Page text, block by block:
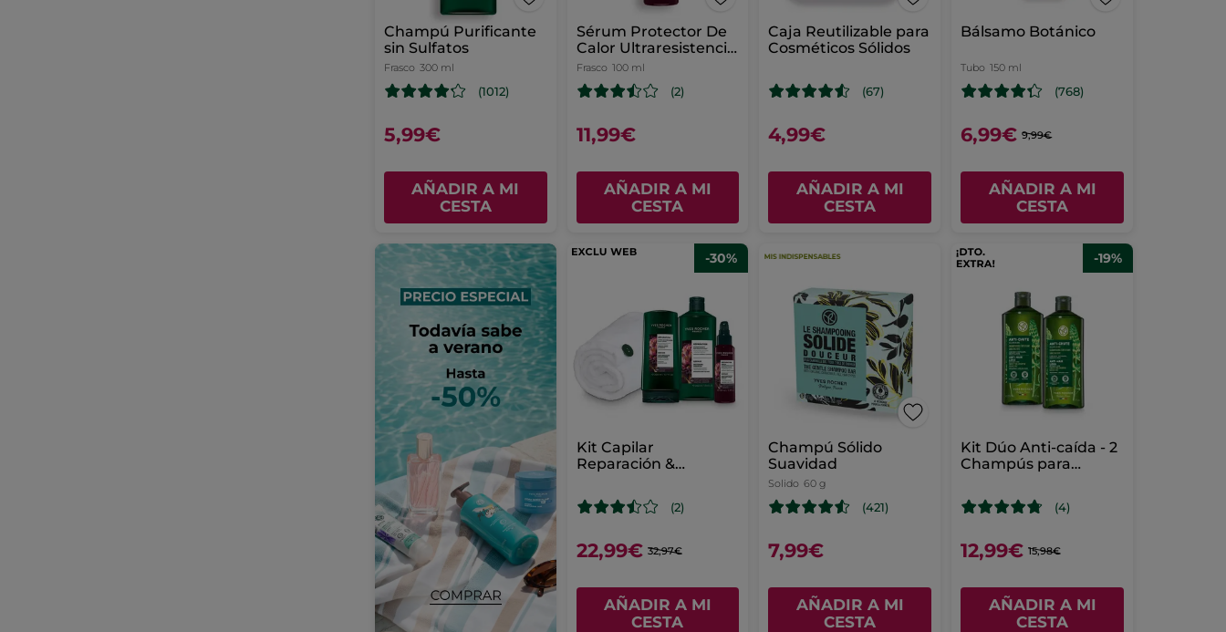
Champú Purificante
sin Sulfatos
Frasco 300 ml
(1012)
5,99€
AÑADIR A MI
CESTA
Sérum Protector De
Calor Ultraresistencia
- Revive & Repara
Frasco 100 ml
(2)
11,99€
AÑADIR A MI
CESTA
Caja Reutilizable para
Cosméticos Sólidos
(67)
4,99€
AÑADIR A MI
CESTA
Bálsamo Botánico
Tubo 150 ml
(768)
6,99€ 9,99€
AÑADIR A MI
CESTA
-30%
Kit Capilar
Reparación &
(2)
22,99€ 32,97€
AÑADIR A MI
CESTA
Champú Sólido
Suavidad
Solido 60 g
(421)
7,99€
AÑADIR A MI
CESTA
-19%
Kit Dúo Anti-caída - 2
Champús para
(4)
12,99€ 15,98€
AÑADIR A MI
CESTA